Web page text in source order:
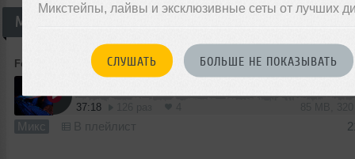
Микстейпы, лайвы и эксклюзивные сеты от лучших
СЛУШАТЬ БОЛЬШЕ НЕ ПОКАЗЫВАТЬ
Микс
Forbes Sergey Forbes-Black & White (Drumsus music)
37:18
Микс В плейлист